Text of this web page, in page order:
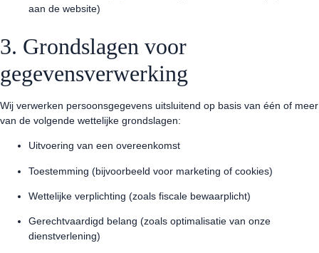
aan de website)
3. Grondslagen voor
gegevensverwerking
Wij verwerken persoonsgegevens uitsluitend op basis van één of meer
van de volgende wettelijke grondslagen:
Uitvoering van een overeenkomst
Toestemming (bijvoorbeeld voor marketing of cookies)
Wettelijke verplichting (zoals fiscale bewaarplicht)
Gerechtvaardigd belang (zoals optimalisatie van onze
dienstverlening)